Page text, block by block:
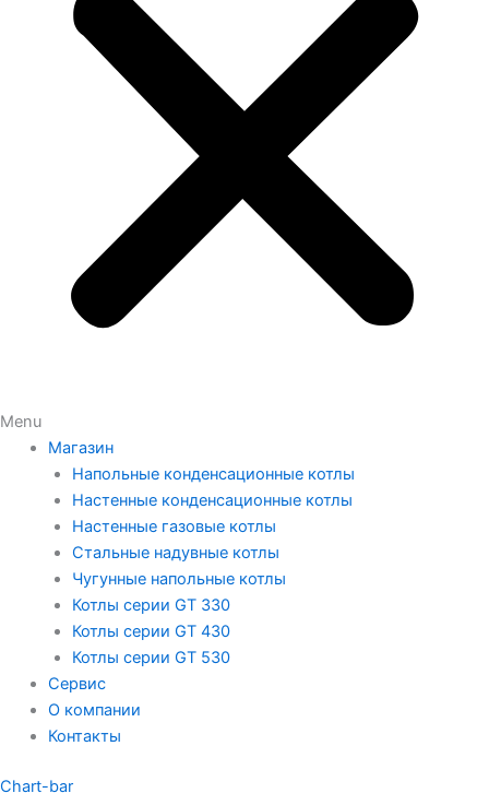
Menu
Магазин
Напольные конденсационные котлы
Настенные конденсационные котлы
Настенные газовые котлы
Стальные надувные котлы
Чугунные напольные котлы
Котлы серии GT 330
Котлы серии GT 430
Котлы серии GT 530
Сервис
О компании
Контакты
Chart-bar